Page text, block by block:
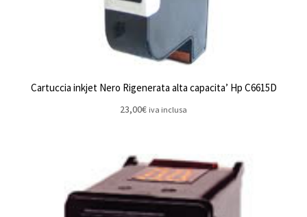
Cartuccia inkjet Nero Rigenerata alta capacita’ Hp C6615D
23,00€ iva inclusa